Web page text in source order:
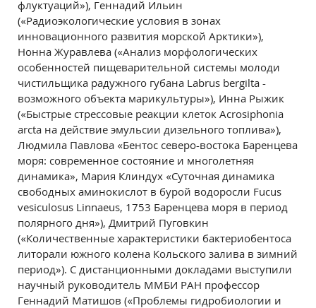
флуктуаций»), Геннадий Ильин
(«Радиоэкологические условия в зонах
инновационного развития морской Арктики»),
Нонна Журавлева («Анализ морфологических
особенностей пищеварительной системы молоди
чистильщика радужного губана Labrus bergilta -
возможного объекта марикультуры»), Инна Рыжик
(«Быстрые стрессовые реакции клеток Acrosiphonia
arcta на действие эмульсии дизельного топлива»),
Людмила Павлова «Бентос северо-востока Баренцева
моря: современное состояние и многолетняя
динамика», Мария Клиндух «Суточная динамика
свободных аминокислот в бурой водоросли Fucus
vesiculosus Linnaeus, 1753 Баренцева моря в период
полярного дня»), Дмитрий Пуговкин
(«Количественные характеристики бактериобентоса
литорали южного колена Кольского залива в зимний
период»). С дистанционными докладами выступили
научный руководитель ММБИ РАН профессор
Геннадий Матишов («Проблемы гидробиологии и